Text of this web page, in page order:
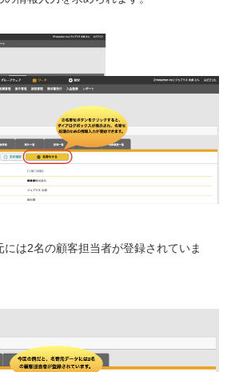
は2名の顧客担当者が登録されていま